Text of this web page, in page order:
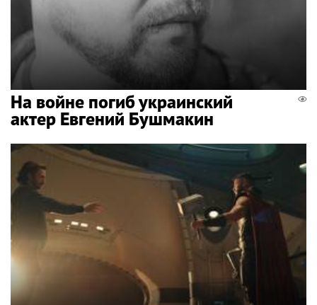
На войне погиб украинский
актер Евгений Бушмакин